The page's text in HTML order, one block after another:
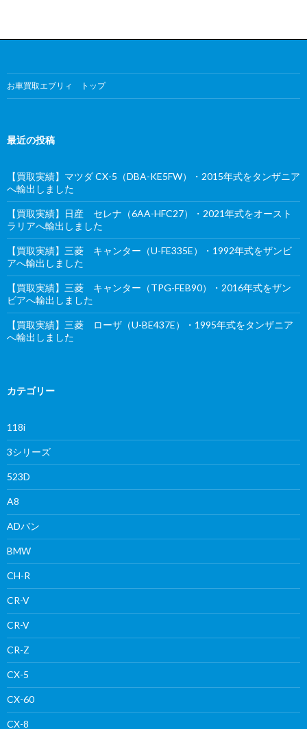
お車買取エブリィ トップ
最近の投稿
【買取実績】マツダ CX-5（DBA-KE5FW）・2015年式をタンザニア
へ輸出しました
【買取実績】日産 セレナ（6AA-HFC27）・2021年式をオースト
ラリアへ輸出しました
【買取実績】三菱 キャンター（U-FE335E）・1992年式をザンビ
アへ輸出しました
【買取実績】三菱 キャンター（TPG-FEB90）・2016年式をザン
ビアへ輸出しました
【買取実績】三菱 ローザ（U-BE437E）・1995年式をタンザニア
へ輸出しました
カテゴリー
118i
3シリーズ
523D
A8
ADバン
BMW
CH-R
CR-V
CR-V
CR-Z
CX-5
CX-60
CX-8